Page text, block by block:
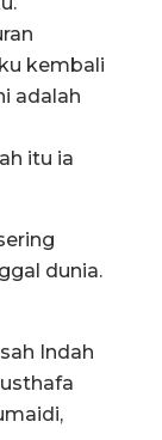
kembali
adalah
itu ia
dunia.
Indah